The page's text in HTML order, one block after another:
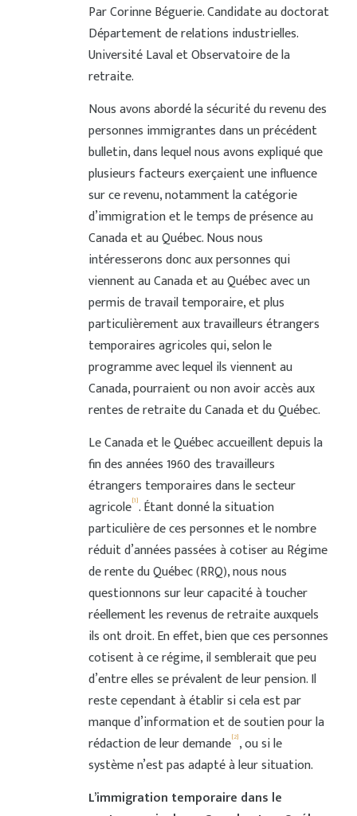
Par Corinne Béguerie. Candidate au doctorat
Département de relations industrielles.
Université Laval et Observatoire de la
retraite.
Nous avons abordé la sécurité du revenu des
personnes immigrantes dans un précédent
bulletin, dans lequel nous avons expliqué que
plusieurs facteurs exerçaient une influence
sur ce revenu, notamment la catégorie
d’immigration et le temps de présence au
Canada et au Québec. Nous nous
intéresserons donc aux personnes qui
viennent au Canada et au Québec avec un
permis de travail temporaire, et plus
particulièrement aux travailleurs étrangers
temporaires agricoles qui, selon le
programme avec lequel ils viennent au
Canada, pourraient ou non avoir accès aux
rentes de retraite du Canada et du Québec.
Le Canada et le Québec accueillent depuis la
fin des années 1960 des travailleurs
étrangers temporaires dans le secteur
agricole[1]. Étant donné la situation
particulière de ces personnes et le nombre
réduit d’années passées à cotiser au Régime
de rente du Québec (RRQ), nous nous
questionnons sur leur capacité à toucher
réellement les revenus de retraite auxquels
ils ont droit. En effet, bien que ces personnes
cotisent à ce régime, il semblerait que peu
d’entre elles se prévalent de leur pension. Il
reste cependant à établir si cela est par
manque d’information et de soutien pour la
rédaction de leur demande[2], ou si le
système n’est pas adapté à leur situation.
L’immigration temporaire dans le